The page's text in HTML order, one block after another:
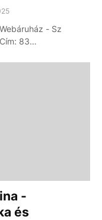
- Sz
83…
-
és